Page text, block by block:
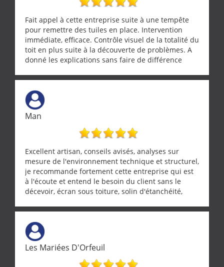
Fait appel à cette entreprise suite à une tempête
pour remettre des tuiles en place. Intervention
immédiate, efficace. Contrôle visuel de la totalité du
toit en plus suite à la découverte de problèmes. A
donné les explications sans faire de différence
Man
Excellent artisan, conseils avisés, analyses sur
mesure de l'environnement technique et structurel,
je recommande fortement cette entreprise qui est
à l'écoute et entend le besoin du client sans le
décevoir, écran sous toiture, solin d'étanchéité,
récupérateur d'eau, tout a été parfaitement mis en
œuvre sans besoin d'y revenir. confiance assurée.
Les Mariées D'Orfeuil